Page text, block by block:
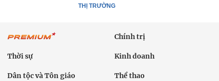
THỊ TRƯỜNG
Chính trị
Thời sự Kinh doanh
Dân tộc và Tôn giáo Thể thao